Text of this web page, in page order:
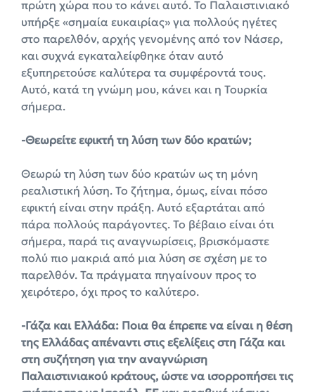
πρώτη χώρα που το κάνει αυτό. Το Παλαιστινιακό
υπήρξε «σημαία ευκαιρίας» για πολλούς ηγέτες
στο παρελθόν, αρχής γενομένης από τον Νάσερ,
και συχνά εγκαταλείφθηκε όταν αυτό
εξυπηρετούσε καλύτερα τα συμφέροντά τους.
Αυτό, κατά τη γνώμη μου, κάνει και η Τουρκία
σήμερα.
-Θεωρείτε εφικτή τη λύση των δύο κρατών;
Θεωρώ τη λύση των δύο κρατών ως τη μόνη
ρεαλιστική λύση. Το ζήτημα, όμως, είναι πόσο
εφικτή είναι στην πράξη. Αυτό εξαρτάται από
πάρα πολλούς παράγοντες. Το βέβαιο είναι ότι
σήμερα, παρά τις αναγνωρίσεις, βρισκόμαστε
πολύ πιο μακριά από μια λύση σε σχέση με το
παρελθόν. Τα πράγματα πηγαίνουν προς το
χειρότερο, όχι προς το καλύτερο.
-Γάζα και Ελλάδα: Ποια θα έπρεπε να είναι η θέση
της Ελλάδας απέναντι στις εξελίξεις στη Γάζα και
στη συζήτηση για την αναγνώριση
Παλαιστινιακού κράτους, ώστε να ισορροπήσει τις